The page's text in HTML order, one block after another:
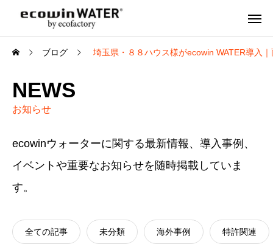
ブログ 埼玉県・８８ハウス様がecowin WATER導入
NEWS
お知らせ
ecowinウォーターに関する最新情報、導入事例、
イベントや重要なお知らせを随時掲載していま
す。
全ての記事 未分類 海外事例 特許関連